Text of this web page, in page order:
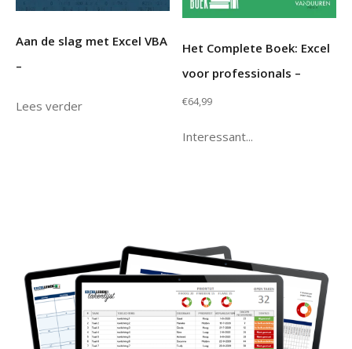
Aan de slag met Excel VBA
–
Lees verder
Het Complete Boek: Excel
voor professionals –
€64,99
Interessant...